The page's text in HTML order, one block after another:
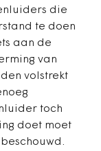
die
te doen
aan de
van
volstrekt
toch
doet moet